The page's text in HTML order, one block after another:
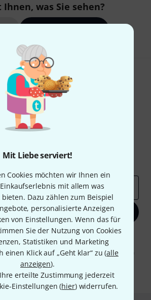
Mit Liebe serviert!
Cookies möchten wir Ihnen ein
mit allem was
Dazu zählen zum Beispiel
personalisierte Anzeigen
von Einstellungen. Wenn das für
Sie der Nutzung von Cookies
Statistiken und Marketing
einen Klick auf „Geht klar“ zu (alle
anzeigen).
erteilte Zustimmung jederzeit
Einstellungen (hier) widerrufen.
was Sie sehen?
Newsletter
Newsletter und gewinne mit
Jetzt anmelden
stimmen Sie dem Erhalt von E-Mail-
des E-Mail-Nutzungsverhaltens zu. Die
möglich. Weitere Informationen finden Sie in
Datenschutzhinweisen
* Pflichtfeld